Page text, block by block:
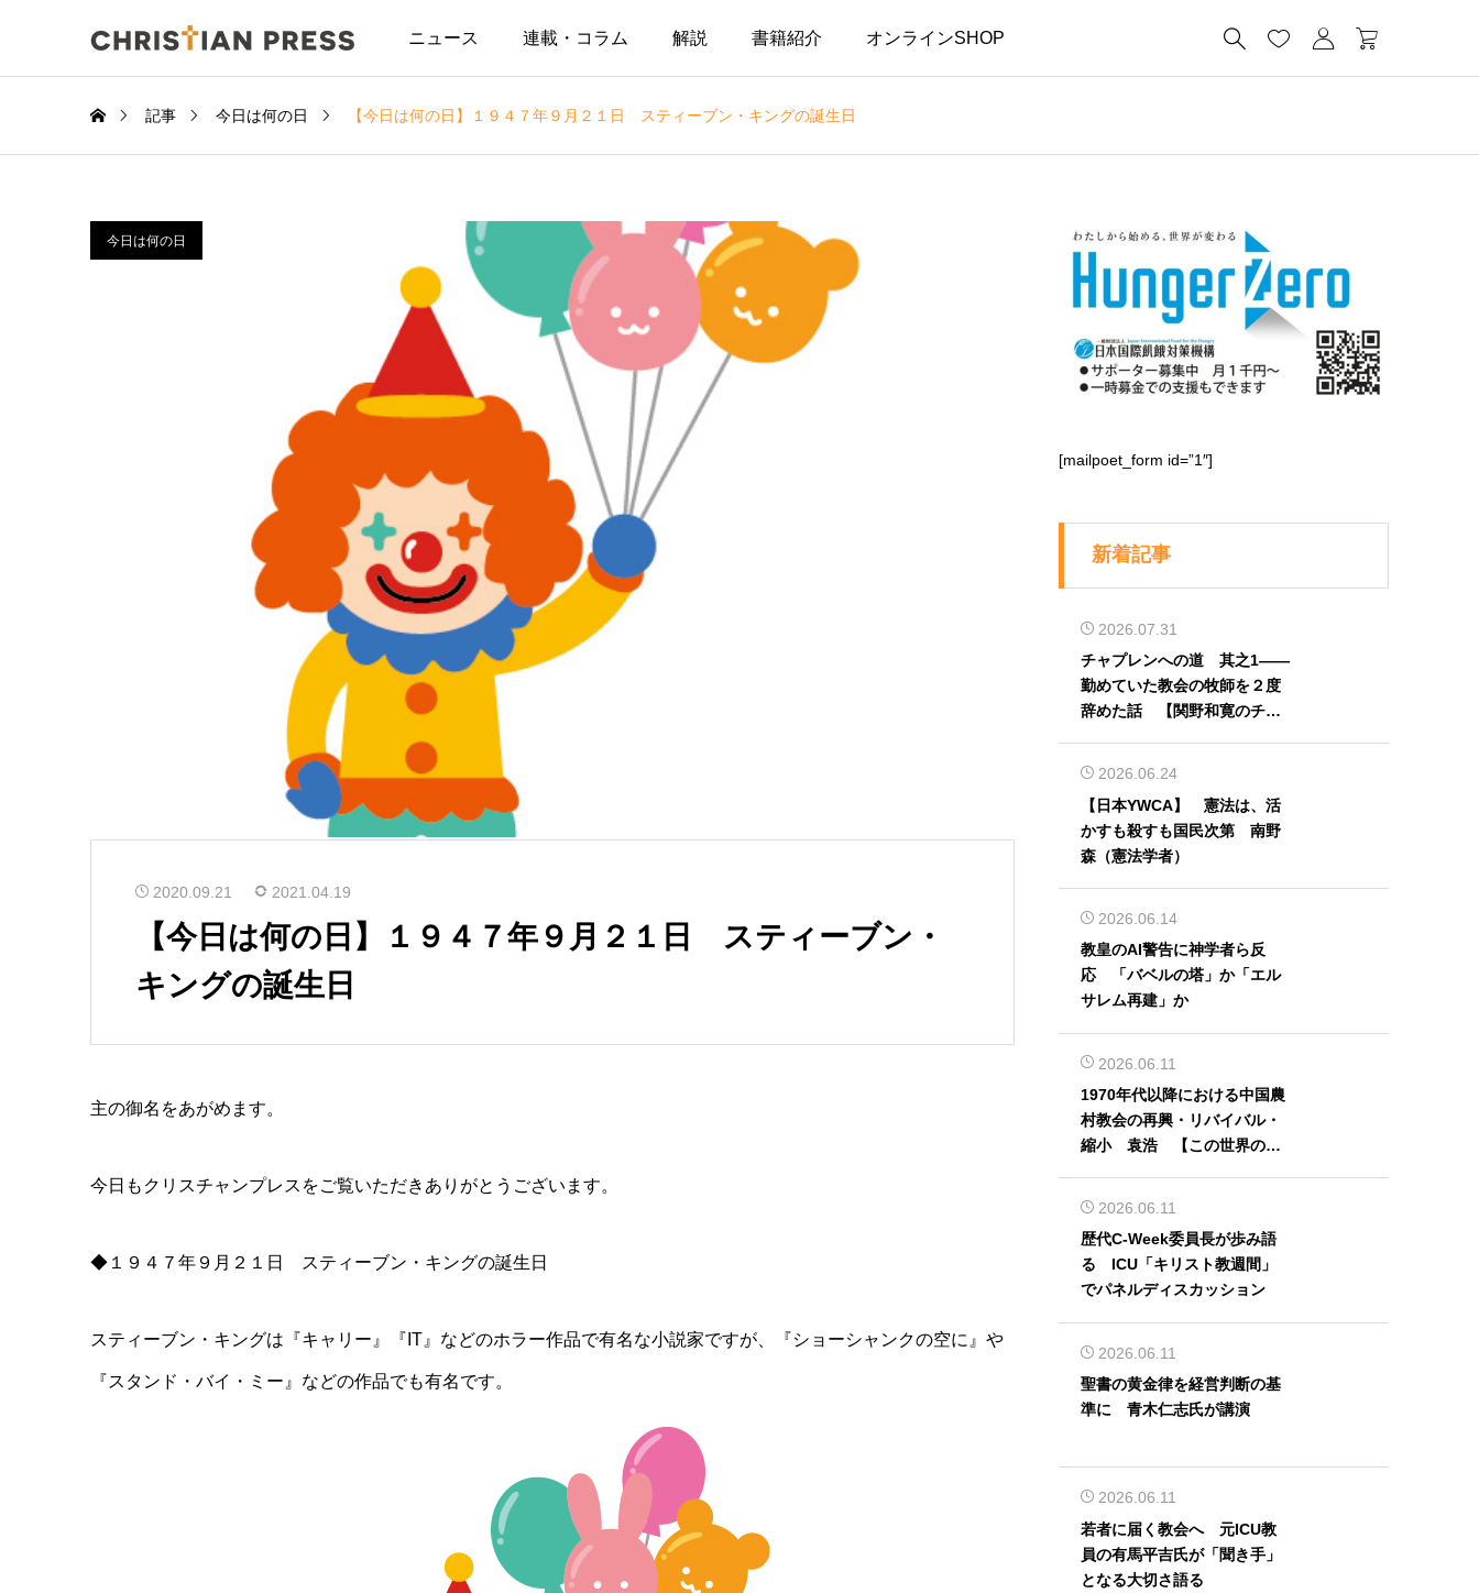
ニュース 連載・コラム 解説 書籍紹介 オンラインSHOP    
記事 今日は何の日 【今日は何の日】１９４７年９月２１日 スティーブン・キングの誕生日
今日は何の日
2020.09.21 2021.04.19
【今日は何の日】１９４７年９月２１日 スティーブン・
キングの誕生日
主の御名をあがめます。
今日もクリスチャンプレスをご覧いただきありがとうございます。
◆１９４７年９月２１日 スティーブン・キングの誕生日
スティーブン・キングは『キャリー』『IT』などのホラー作品で有名な小説家ですが、『ショーシャンクの空に』や
『スタンド・バイ・ミー』などの作品でも有名です。
[mailpoet_form id=”1″]
新着記事
2026.07.31
チャプレンへの道 其之1――
勤めていた教会の牧師を２度
辞めた話 【関野和寛のチャ
2026.06.24
【日本YWCA】 憲法は、活
かすも殺すも国民次第 南野
森（憲法学者）
2026.06.14
教皇のAI警告に神学者ら反
応 「バベルの塔」か「エル
サレム再建」か
2026.06.11
1970年代以降における中国農
村教会の再興・リバイバル・
縮小 袁浩 【この世界の片
2026.06.11
歴代C-Week委員長が歩み語
る ICU「キリスト教週間」
でパネルディスカッション
2026.06.11
聖書の黄金律を経営判断の基
準に 青木仁志氏が講演
2026.06.11
若者に届く教会へ 元ICU教
員の有馬平吉氏が「聞き手」
となる大切さ語る